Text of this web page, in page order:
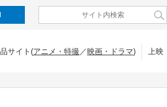
サイト(アニメ・特撮／映画・ドラマ) 上映